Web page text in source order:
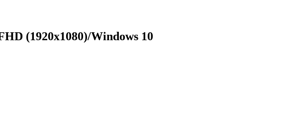
(1920x1080)/Windows 10